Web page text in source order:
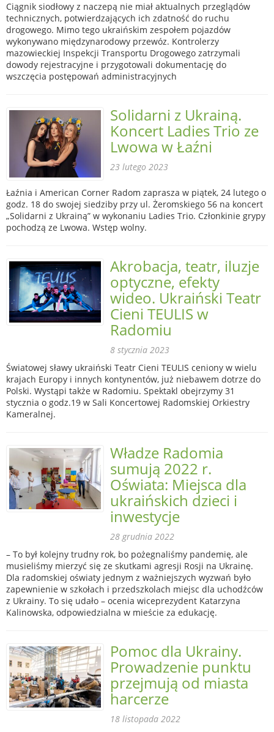
Ciągnik siodłowy z naczepą nie miał aktualnych przeglądów
technicznych, potwierdzających ich zdatność do ruchu
drogowego. Mimo tego ukraińskim zespołem pojazdów
wykonywano międzynarodowy przewóz. Kontrolerzy
mazowieckiej Inspekcji Transportu Drogowego zatrzymali
dowody rejestracyjne i przygotowali dokumentację do
wszczęcia postępowań administracyjnych
Solidarni z Ukrainą.
Koncert Ladies Trio ze
Lwowa w Łaźni
23 lutego 2023
Łaźnia i American Corner Radom zaprasza w piątek, 24 lutego o
godz. 18 do swojej siedziby przy ul. Żeromskiego 56 na koncert
„Solidarni z Ukrainą” w wykonaniu Ladies Trio. Członkinie grypy
pochodzą ze Lwowa. Wstęp wolny.
Akrobacja, teatr, iluzje
optyczne, efekty
wideo. Ukraiński Teatr
Cieni TEULIS w
Radomiu
8 stycznia 2023
Światowej sławy ukraiński Teatr Cieni TEULIS ceniony w wielu
krajach Europy i innych kontynentów, już niebawem dotrze do
Polski. Wystąpi także w Radomiu. Spektakl obejrzymy 31
stycznia o godz.19 w Sali Koncertowej Radomskiej Orkiestry
Kameralnej.
Władze Radomia
sumują 2022 r.
Oświata: Miejsca dla
ukraińskich dzieci i
inwestycje
28 grudnia 2022
– To był kolejny trudny rok, bo pożegnaliśmy pandemię, ale
musieliśmy mierzyć się ze skutkami agresji Rosji na Ukrainę.
Dla radomskiej oświaty jednym z ważniejszych wyzwań było
zapewnienie w szkołach i przedszkolach miejsc dla uchodźców
z Ukrainy. To się udało – ocenia wiceprezydent Katarzyna
Kalinowska, odpowiedzialna w mieście za edukację.
Pomoc dla Ukrainy.
Prowadzenie punktu
przejmują od miasta
harcerze
18 listopada 2022